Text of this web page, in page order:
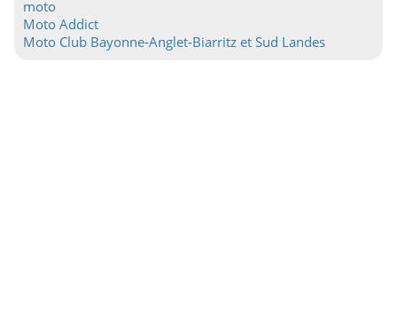
moto
Moto Addict
Moto Club Bayonne-Anglet-Biarritz et Sud Landes